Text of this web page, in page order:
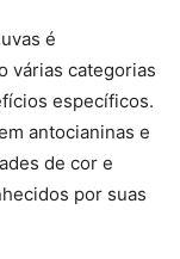
é
várias categorias
específicos.
antocianinas e
de cor e
por suas